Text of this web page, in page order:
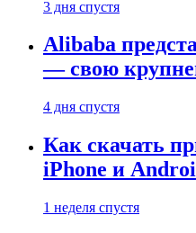
3 дня спустя
Alibaba
— свою
4 дня спустя
Как скачать
iPhone и
1 неделя спустя